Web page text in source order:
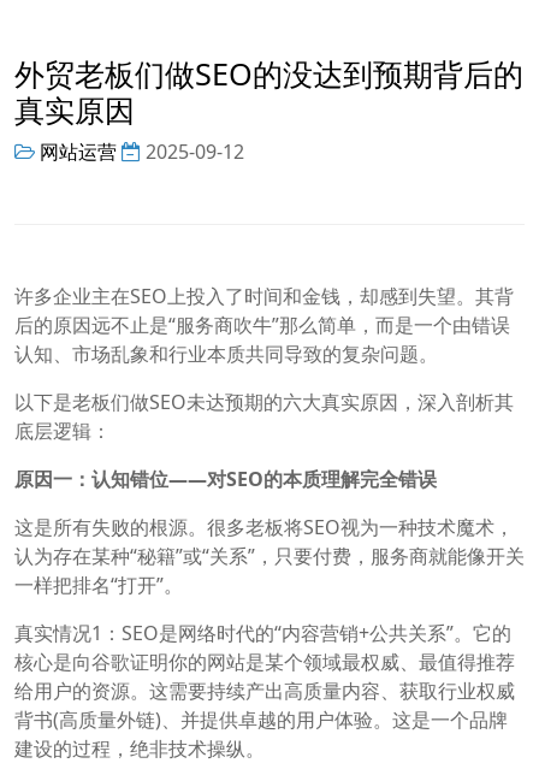
外贸老板们做SEO的没达到预期背后的
真实原因
网站运营 2025-09-12
许多企业主在SEO上投入了时间和金钱，却感到失望。其背
后的原因远不止是“服务商吹牛”那么简单，而是一个由错误
认知、市场乱象和行业本质共同导致的复杂问题。
以下是老板们做SEO未达预期的六大真实原因，深入剖析其
底层逻辑：
原因一：认知错位——对SEO的本质理解完全错误
这是所有失败的根源。很多老板将SEO视为一种技术魔术，
认为存在某种“秘籍”或“关系”，只要付费，服务商就能像开关
一样把排名“打开”。
真实情况1：SEO是网络时代的“内容营销+公共关系”。它的
核心是向谷歌证明你的网站是某个领域最权威、最值得推荐
给用户的资源。这需要持续产出高质量内容、获取行业权威
背书(高质量外链)、并提供卓越的用户体验。这是一个品牌
建设的过程，绝非技术操纵。